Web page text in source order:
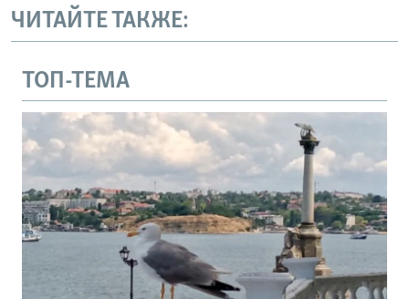
ЧИТАЙТЕ ТАКЖЕ:
ТОП-ТЕМА